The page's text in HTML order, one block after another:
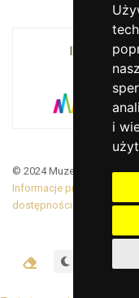
i
© 2024 Muzeum Armii
Informacje prawne
dostępności